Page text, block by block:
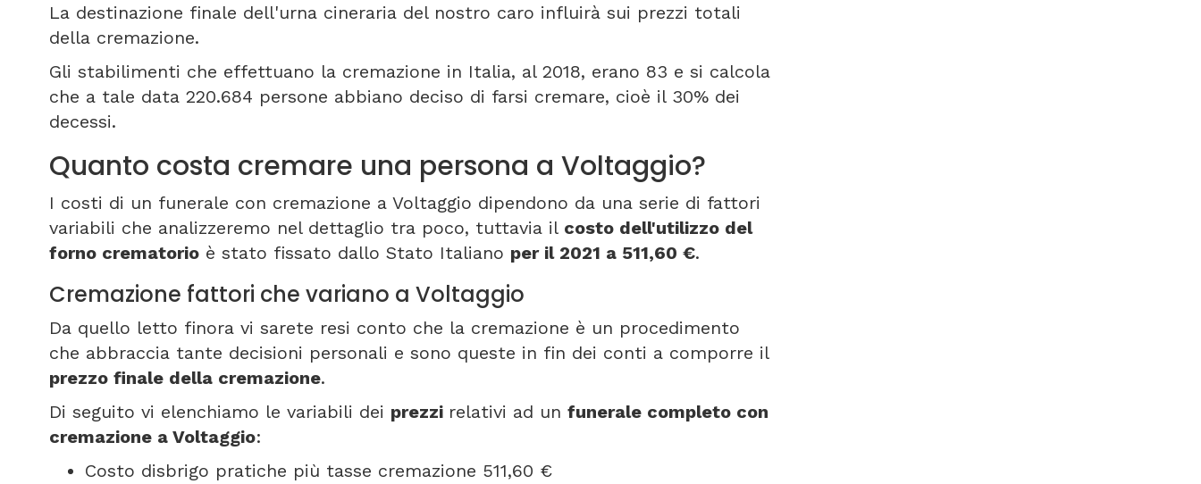
La destinazione finale dell'urna cineraria del nostro caro influirà sui prezzi totali
della cremazione.
Gli stabilimenti che effettuano la cremazione in Italia, al 2018, erano 83 e si calcola
che a tale data 220.684 persone abbiano deciso di farsi cremare, cioè il 30% dei
decessi.
Quanto costa cremare una persona a Voltaggio?
I costi di un funerale con cremazione a Voltaggio dipendono da una serie di fattori
variabili che analizzeremo nel dettaglio tra poco, tuttavia il costo dell'utilizzo del
forno crematorio è stato fissato dallo Stato Italiano per il 2021 a 511,60 €.
Cremazione fattori che variano a Voltaggio
Da quello letto finora vi sarete resi conto che la cremazione è un procedimento
che abbraccia tante decisioni personali e sono queste in fin dei conti a comporre il
prezzo finale della cremazione.
Di seguito vi elenchiamo le variabili dei prezzi relativi ad un funerale completo con
cremazione a Voltaggio:
Costo disbrigo pratiche più tasse cremazione 511,60 €